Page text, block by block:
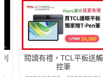
不只是過日子。
閱讀有禮，TCL平板送觸
控筆